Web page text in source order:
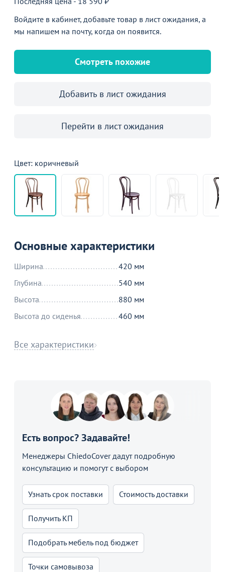
Войдите в кабинет, добавьте товар в лист ожидания, а
мы напишем на почту, когда он появится.
Смотреть похожие
Добавить в лист ожидания
Перейти в лист ожидания
Цвет: коричневый
Основные характеристики
Ширина
420 мм
Глубина
540 мм
Высота
880 мм
Высота до сиденья
460 мм
Все характеристики
Есть вопрос? Задавайте!
Менеджеры ChiedoCover дадут подробную
консультацию и помогут с выбором
Узнать срок поставки Стоимость доставки
Получить КП
Подобрать мебель под бюджет
Точки самовывоза